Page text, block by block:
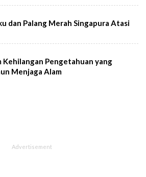
dan Palang Merah Singapura Atasi
Kehilangan Pengetahuan yang
Menjaga Alam